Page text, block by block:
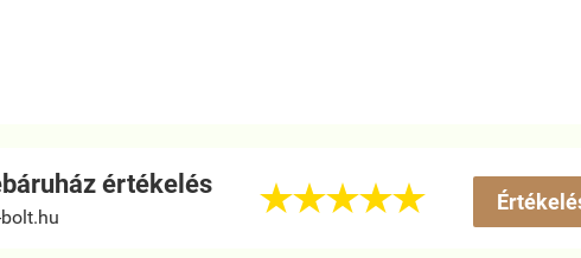
értékelés 